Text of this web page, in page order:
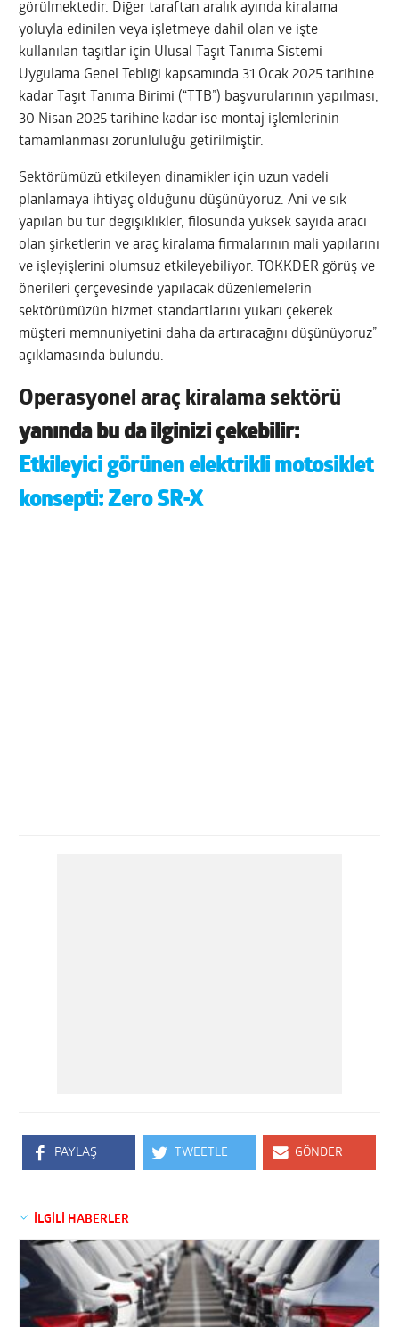
görülmektedir. Diğer taraftan aralık ayında kiralama
yoluyla edinilen veya işletmeye dahil olan ve işte
kullanılan taşıtlar için Ulusal Taşıt Tanıma Sistemi
Uygulama Genel Tebliği kapsamında 31 Ocak 2025 tarihine
kadar Taşıt Tanıma Birimi (“TTB”) başvurularının yapılması,
30 Nisan 2025 tarihine kadar ise montaj işlemlerinin
tamamlanması zorunluluğu getirilmiştir.
Sektörümüzü etkileyen dinamikler için uzun vadeli
planlamaya ihtiyaç olduğunu düşünüyoruz. Ani ve sık
yapılan bu tür değişiklikler, filosunda yüksek sayıda aracı
olan şirketlerin ve araç kiralama firmalarının mali yapılarını
ve işleyişlerini olumsuz etkileyebiliyor. TOKKDER görüş ve
önerileri çerçevesinde yapılacak düzenlemelerin
sektörümüzün hizmet standartlarını yukarı çekerek
müşteri memnuniyetini daha da artıracağını düşünüyoruz”
açıklamasında bulundu.
Operasyonel araç kiralama sektörü
yanında bu da ilginizi çekebilir:
Etkileyici görünen elektrikli motosiklet
konsepti: Zero SR-X
PAYLAŞ TWEETLE GÖNDER
İLGİLİ HABERLER